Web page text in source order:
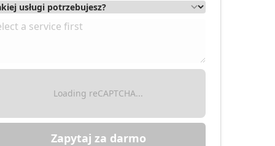
Loading reCAPTCHA...
Zapytaj za darmo